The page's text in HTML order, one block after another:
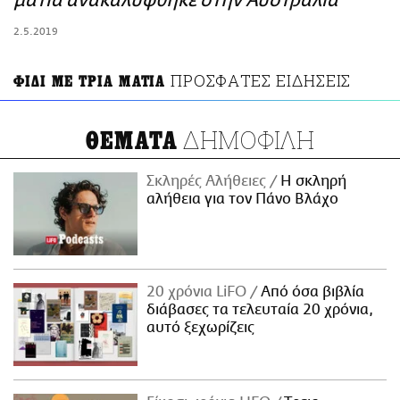
2.5.2019
ΦΙΔΙ ΜΕ ΤΡΙΑ ΜΑΤΙΑ ΠΡΟΣΦΑΤΕΣ ΕΙΔΗΣΕΙΣ
ΘΕΜΑΤΑ ΔΗΜΟΦΙΛΗ
Σκληρές Αλήθειες
H σκληρή
αλήθεια για τον Πάνο Βλάχο
20 χρόνια LiFO
Από όσα βιβλία
διάβασες τα τελευταία 20 χρόνια,
αυτό ξεχωρίζεις